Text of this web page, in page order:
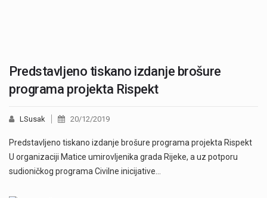
Predstavljeno tiskano izdanje brošure
programa projekta Rispekt
LSusak 20/12/2019
Predstavljeno tiskano izdanje brošure programa projekta Rispekt
U organizaciji Matice umirovljenika grada Rijeke, a uz potporu
sudioničkog programa Civilne inicijative…